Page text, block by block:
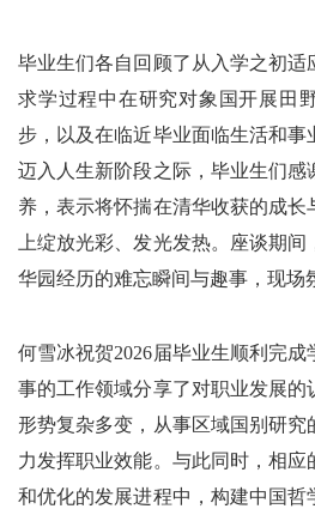
毕业生们各自回顾了从入学之初适
求学过程中在研究对象国开展田
步，以及在临近毕业面临生活和
迈入人生新阶段之际，毕业生们感
养，表示将怀揣在清华收获的成长
上绽放光彩、发光发热。座谈期
华园经历的难忘瞬间与趣事，现场
何雪冰祝贺2026届毕业生顺利完
事的工作领域分享了对职业发展的
形势复杂多变，从事区域国别研究
力发挥职业效能。与此同时，相
和优化的发展进程中，构建中国哲